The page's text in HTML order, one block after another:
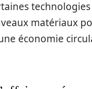
matériaux
économie